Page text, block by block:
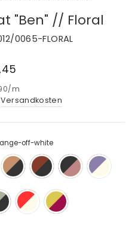
"Ben" // Floral
0065-FLORAL
/m
Versandkosten
off-white